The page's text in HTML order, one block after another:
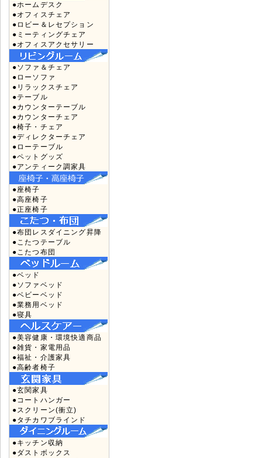
●ホームデスク
●オフィスチェア
●ロビー＆レセプション
●ミーティングチェア
●オフィスアクセサリー
●ソファ＆チェア
●ローソファ
●リラックスチェア
●テーブル
●カウンターテーブル
●カウンターチェア
●椅子・チェア
●ディレクターチェア
●ローテーブル
●ペットグッズ
●アンティーク調家具
●座椅子
●高座椅子
●正座椅子
●布団レスダイニング昇降
●こたつテーブル
●こたつ布団
●ベッド
●ソファベッド
●ベビーベッド
●業務用ベッド
●寝具
●美容健康・環境快適商品
●雑貨・家電用品
●福祉・介護家具
●高齢者椅子
●玄関家具
●コートハンガー
●スクリーン(衝立)
●タチカワブラインド
●キッチン収納
●ダストボックス